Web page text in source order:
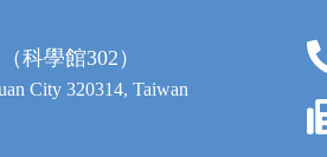
科學館302）
City 320314, Taiwan